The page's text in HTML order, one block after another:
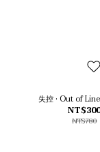
失控 • Out of
NT$780